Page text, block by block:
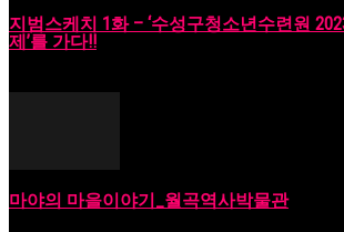
지범스케치 1화 – ‘수성구청소년수련원
제’를 가다!!
마야의 마을이야기_월곡역사박물관